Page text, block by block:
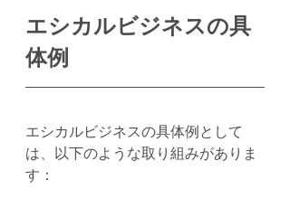
エシカルビジネスの具
体例
エシカルビジネスの具体例として
は、以下のような取り組みがありま
す：